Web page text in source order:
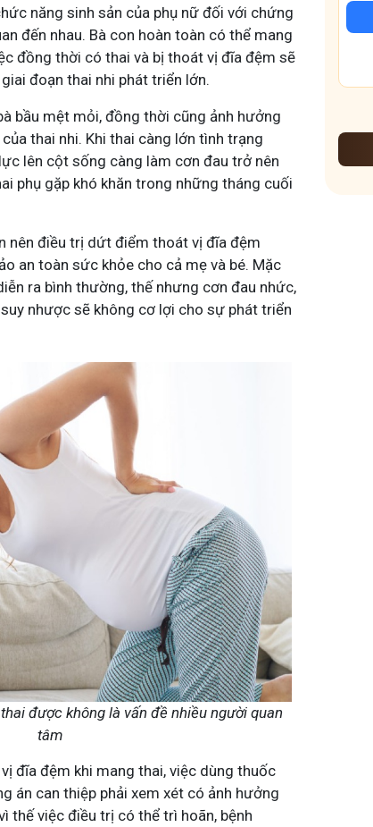
năng sinh sản của phụ nữ đối với chứng
đến nhau. Bà con hoàn toàn có thể mang
đồng thời có thai và bị thoát vị đĩa đệm sẽ
đoạn thai nhi phát triển lớn.
bầu mệt mỏi, đồng thời cũng ảnh hưởng
thai nhi. Khi thai càng lớn tình trạng
lên cột sống càng làm cơn đau trở nên
phụ gặp khó khăn trong những tháng cuối
nên điều trị dứt điểm thoát vị đĩa đệm
an toàn sức khỏe cho cả mẹ và bé. Mặc
ra bình thường, thế nhưng cơn đau nhức,
nhược sẽ không cơ lợi cho sự phát triển
được không là vấn đề nhiều người quan
tâm
đĩa đệm khi mang thai, việc dùng thuốc
án can thiệp phải xem xét có ảnh hưởng
thế việc điều trị có thể trì hoãn, bệnh
Tham gia nhóm